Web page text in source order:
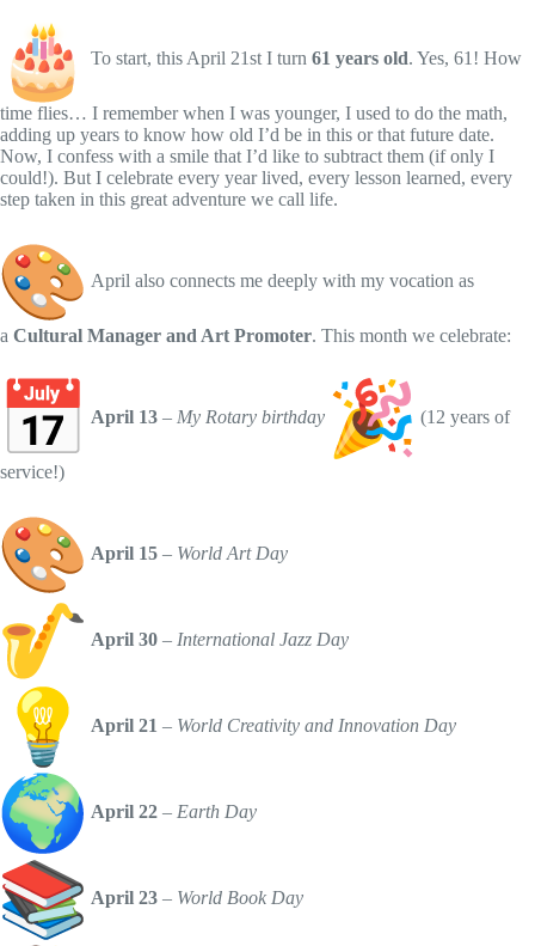
To start, this April 21st I turn 61 years old. Yes, 61! How
time flies… I remember when I was younger, I used to do the math,
adding up years to know how old I’d be in this or that future date.
Now, I confess with a smile that I’d like to subtract them (if only I
could!). But I celebrate every year lived, every lesson learned, every
step taken in this great adventure we call life.
April also connects me deeply with my vocation as
a Cultural Manager and Art Promoter. This month we celebrate:
April 13 – My Rotary birthday (12 years of
service!)
April 15 – World Art Day
April 30 – International Jazz Day
April 21 – World Creativity and Innovation Day
April 22 – Earth Day
April 23 – World Book Day